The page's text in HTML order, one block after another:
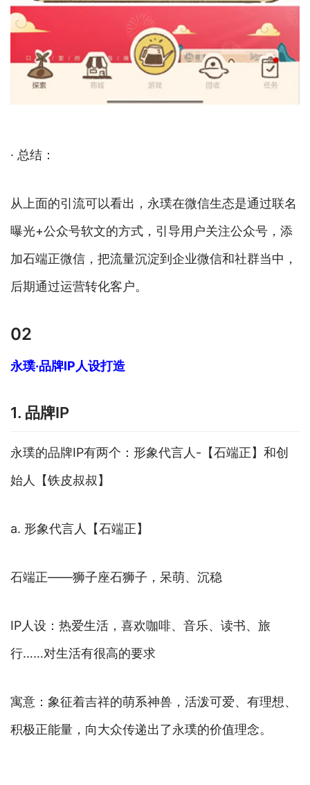
· 总结：
从上面的引流可以看出，永璞在微信生态是通过联名
曝光+公众号软文的方式，引导用户关注公众号，添
加石端正微信，把流量沉淀到企业微信和社群当中，
后期通过运营转化客户。
02
永璞·品牌IP人设打造
1. 品牌IP
永璞的品牌IP有两个：形象代言人-【石端正】和创
始人【铁皮叔叔】
a. 形象代言人【石端正】
石端正——狮子座石狮子，呆萌、沉稳
IP人设：热爱生活，喜欢咖啡、音乐、读书、旅
行……对生活有很高的要求
寓意：象征着吉祥的萌系神兽，活泼可爱、有理想、
积极正能量，向大众传递出了永璞的价值理念。